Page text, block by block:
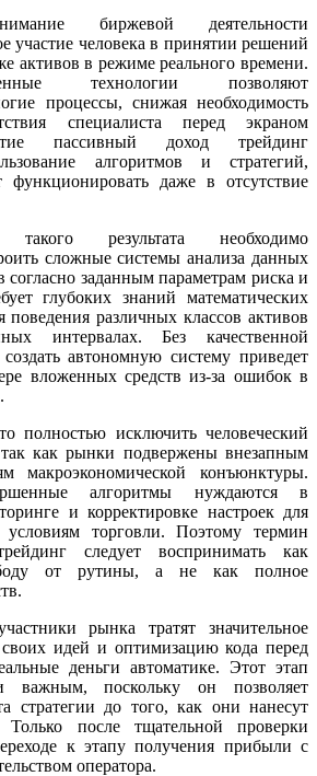
биржевой деятельности
участие человека в принятии решений
активов в режиме реального времени.
технологии позволяют
процессы, снижая необходимость
специалиста перед экраном
пассивный доход трейдинг
алгоритмов и стратегий,
функционировать даже в отсутствие
результата необходимо
сложные системы анализа данных
согласно заданным параметрам риска и
глубоких знаний математических
различных классов активов
интервалах. Без качественной
автономную систему приведет
вложенных средств из-за ошибок в
полностью исключить человеческий
как рынки подвержены внезапным
макроэкономической конъюнктуры.
алгоритмы нуждаются в
и корректировке настроек для
торговли. Поэтому термин
следует воспринимать как
от рутины, а не как полное
рынка тратят значительное
своих идей и оптимизацию кода перед
деньги автоматике. Этот этап
важным, поскольку он позволяет
стратегии до того, как они нанесут
после тщательной проверки
к этапу получения прибыли с
оператора.